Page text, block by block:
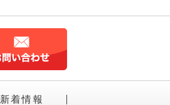
新着情報